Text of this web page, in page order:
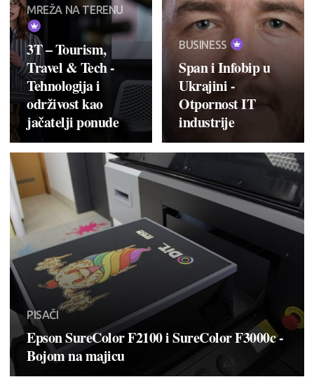
MREŽA NA TERENU
3T – Tourism,
Travel & Tech -
Tehnologija i
održivost kao
jačatelji ponude
BUSINESS
Span i Infobip u
Ukrajini -
Otpornost IT
industrije
PISAČI
Epson SureColor F2100 i SureColor F3000c -
Bojom na majicu